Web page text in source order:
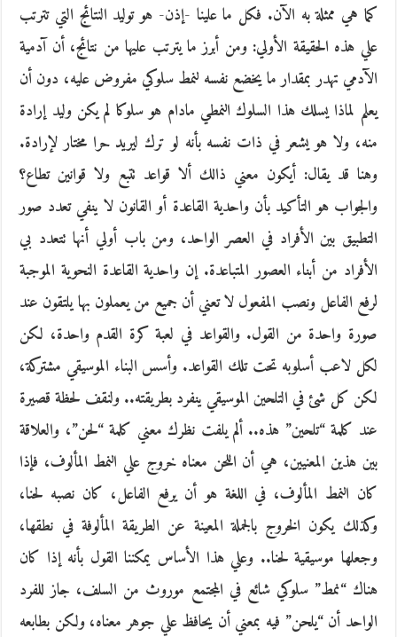
كما هي ممثلة به الآن. فكل ما علينا -إذن- هو توليد النتائج التي تترتب
علي هذه الحقيقة الأولي: ومن أبرز ما يترتب عليها من نتائج، أن آدمية
الآدمي تهدر بمقدار ما يخضع نفسه لنمط سلوكي مفروض عليه، دون أن
يعلم لماذا يسلك هذا السلوك النمطي مادام هو سلوكا لم يكن وليد إرادة
منه، ولا هو يشعر في ذات نفسه بأنه لو ترك ليريد حرا مختار لإرادة.
وهنا قد يقال: أيكون معني ذالك ألا قواعد تتبع ولا قوانين تطاع؟
والجواب هو التأكيد بأن واحدية القاعدة أو القانون لا ينفي تعدد صور
التطبيق بين الأفراد في العصر الواحد، ومن باب أولي أنها تتعدد بي
الأفراد من أبناء العصور المتباعدة. إن واحدية القاعدة النحوية الموجبة
لرفع الفاعل ونصب المفعول لا تعني أن جميع من يعملون بها يلتقون عند
صورة واحدة من القول. والقواعد في لعبة كرة القدم واحدة، لكن
لكل لاعب أسلوبه تحت تلك القواعد. وأسس البناء الموسيقي مشتركة،
لكن كل شئ في التلحين الموسيقي ينفرد بطريقته.. ولنقف لحظة قصيرة
عند كلمة “تلحين” هذه.. ألم يلفت نظرك معني كلمة “لحن”، والعلاقة
بين هذين المعنيين، هي أن اللحن معناه خروج علي النمط المألوف، فإذا
كان النمط المألوف، في اللغة هو أن يرفع الفاعل، كان نصبه لحنا،
وكذلك يكون الخروج بالجملة المعينة عن الطريقة المألوفة في نطقها،
وجعلها موسيقية لحنا.. وعلي هذا الأساس يمكننا القول بأنه إذا كان
هناك “نمط” سلوكي شائع في المجتمع موروث من السلف، جاز للفرد
الواحد أن “يلحن” فيه بمعني أن يحافظ علي جوهر معناه، ولكن بطابعه